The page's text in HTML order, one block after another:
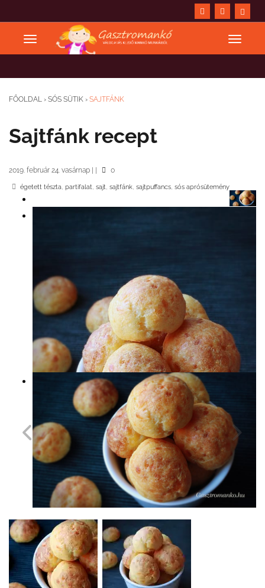
FŐOLDAL › SÓS SÜTIK › SAJTFÁNK
Sajtfánk recept
2019. február 24. vasárnap | | 0
égetett tészta, partifalat sajt sajtfánk, sajtpuffancs, sós aprósütemény